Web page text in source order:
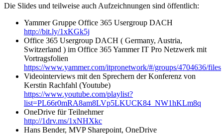
Die Slides und teilweise auch Aufzeichnungen sind öffentlich:
Yammer Gruppe Office 365 Usergroup DACH
http://bit.ly/1xKGk5j
Office 365 Usergroup DACH ( Germany, Austria,
Switzerland ) im Office 365 Yammer IT Pro Netzwerk mit
Vortragsfolien
https://www.yammer.com/itpronetwork/#/groups/4704636/files
Videointerviews mit den Sprechern der Konferenz von
Kerstin Rachfahl (Youtube)
https://www.youtube.com/playlist?
list=PL66r0mRA8am8LVp5LKUCK84_NW1hKLm8q
OneDrive für Teilnehmer
http://1drv.ms/1xNHXkc
Hans Bender, MVP Sharepoint, OneDrive